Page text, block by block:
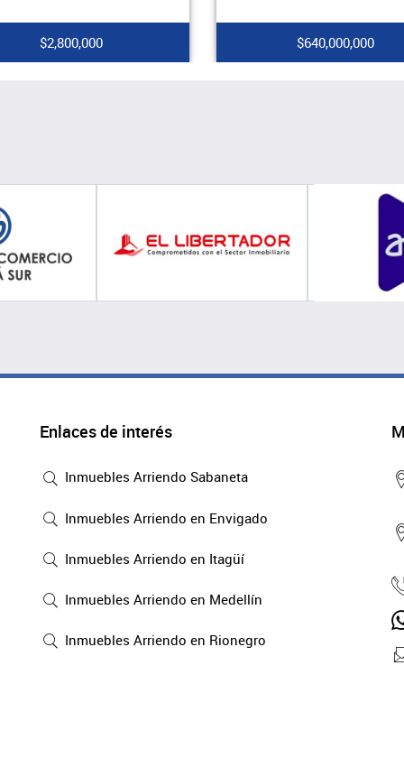
$640,000,000 $3,700,000
Enlaces de interés
Inmuebles Arriendo Sabaneta
Inmuebles Arriendo en Envigado
Inmuebles Arriendo en Itagüí
Inmuebles Arriendo en Medellín
Inmuebles Arriendo en Rionegro